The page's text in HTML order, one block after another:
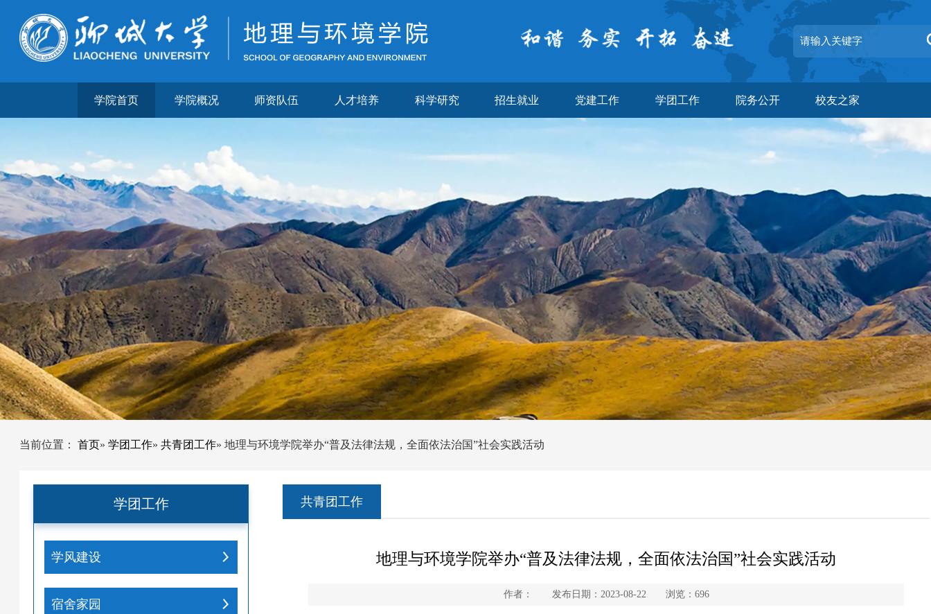
学院首页 学院概况 师资队伍 人才培养 科学研究 招生就业 党建工作 学团工作 院务公开 校友之家
当前位置： 首页» 学团工作» 共青团工作» 地理与环境学院举办“普及法律法规，全面依法治国”社会实践活动
学团工作
学风建设
宿舍家园
共青团工作
地理与环境学院举办“普及法律法规，全面依法治国”社会实践活动
作者： 发布日期：2023-08-22 浏览： 696